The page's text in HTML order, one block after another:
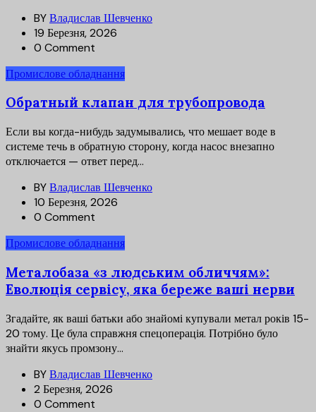
BYВладислав Шевченко
19 Березня, 2026
0 Comment
Промислове обладнання
Обратный клапан для трубопровода
Если вы когда-нибудь задумывались, что мешает воде в
системе течь в обратную сторону, когда насос внезапно
отключается — ответ перед...
BYВладислав Шевченко
10 Березня, 2026
0 Comment
Промислове обладнання
Металобаза «з людським обличчям»:
Еволюція сервісу, яка береже ваші нерви
Згадайте, як ваші батьки або знайомі купували метал років 15-
20 тому. Це була справжня спецоперація. Потрібно було
знайти якусь промзону...
BYВладислав Шевченко
2 Березня, 2026
0 Comment